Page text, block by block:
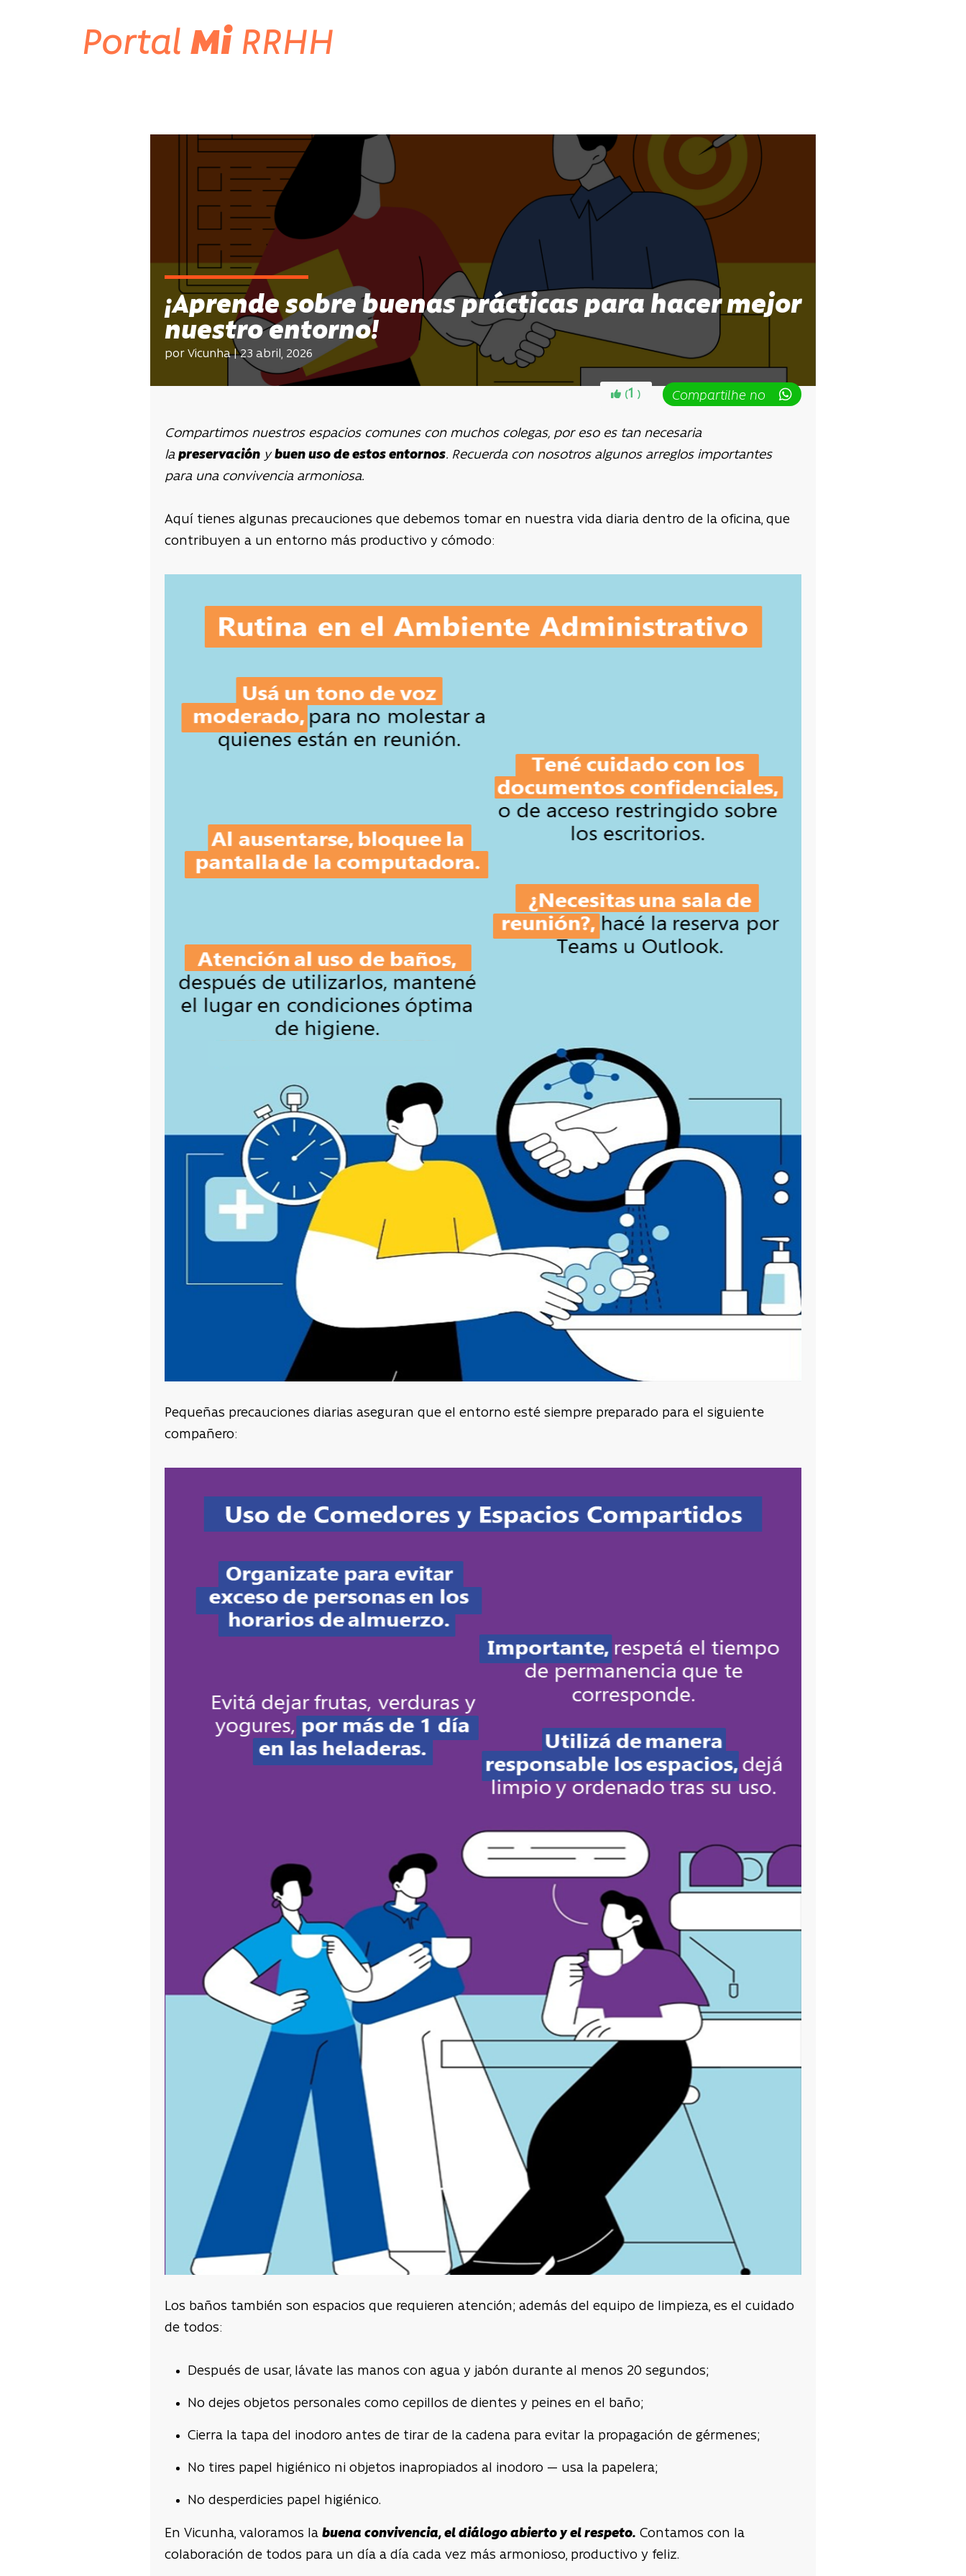
Portal Mi RRHH
¡Aprende sobre buenas prácticas para hacer mejor
nuestro entorno!
por Vicunha | 23 abril, 2026
Compartilhe no
(1 )
Compartimos nuestros espacios comunes con muchos colegas, por eso es tan necesaria
la preservación ybuen uso de estos entornos. Recuerda con nosotros algunos arreglos importantes
para una convivencia armoniosa.
Aquí tienes algunas precauciones que debemos tomar en nuestra vida diaria dentro de la oficina, que
contribuyen a un entorno más productivo y cómodo:
Pequeñas precauciones diarias aseguran que el entorno esté siempre preparado para el siguiente
compañero:
Los baños también son espacios que requieren atención; además del equipo de limpieza, es el cuidado
de todos:
Después de usar, lávate las manos con agua y jabón durante al menos 20 segundos;
No dejes objetos personales como cepillos de dientes y peines en el baño;
Cierra la tapa del inodoro antes de tirar de la cadena para evitar la propagación de gérmenes;
No tires papel higiénico ni objetos inapropiados al inodoro — usa la papelera;
No desperdicies papel higiénico.
En Vicunha, valoramos la buena convivencia, el diálogo abierto y el respeto. Contamos con la
colaboración de todos para un día a día cada vez más armonioso, productivo y feliz.